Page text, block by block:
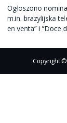
Ogłoszono
m.in. brazylijska
en venta” i “Doce
Copyright ©